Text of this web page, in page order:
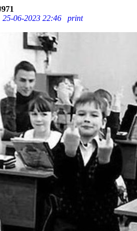
25-06-2023 22:46
print